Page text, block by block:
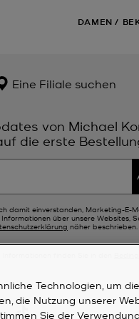
DAMEN /
Eine Filiale suchen
von Michael
die erste
damit einverstanden, Marketing-E-
über unsere Websites,
näher
Technologien, um
die Nutzung unserer
Sie der